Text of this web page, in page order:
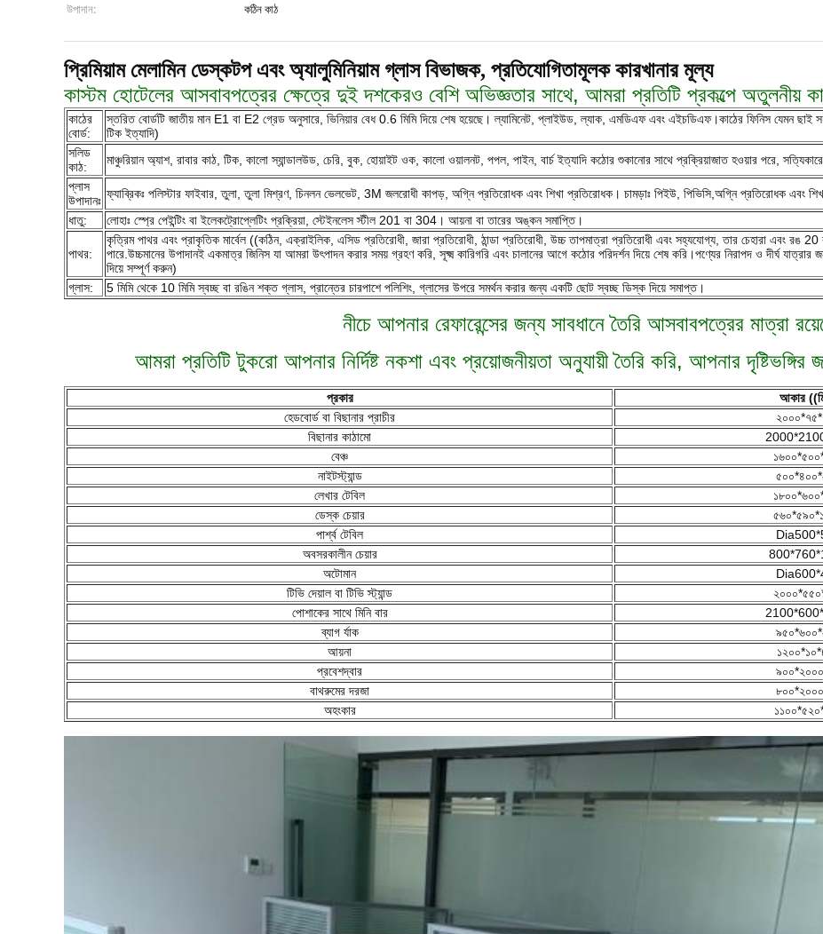
উপাদান:
কঠিন কাঠ
প্রিমিয়াম মেলামিন ডেস্কটপ এবং অ্যালুমিনিয়াম গ্লাস বিভাজক, প্রতিযোগিতামূলক কারখানার মূল্য
কাস্টম হোটেলের আসবাবপত্রের ক্ষেত্রে দুই দশকেরও বেশি অভিজ্ঞতার সাথে, আমরা প্রতিটি প্রকল্পে অতুলনীয়
কাঠের
বোর্ড:
স্তরিত বোর্ডটি জাতীয় মান E1 বা E2 গ্রেড অনুসারে, ভিনিয়ার বেধ 0.6 মিমি দিয়ে শেষ হয়েছে। ল্যামিনেট, প্লাইউড, ল্যাক, এমডিএফ এবং এইচডিএফ।কাঠের ফিনিস যেমন ছাই
টিক ইত্যাদি)
সলিড
কাঠ:
মাঞ্চুরিয়ান অ্যাশ, রাবার কাঠ, টিক, কালো স্যান্ডালউড, চেরি, বুক, হোয়াইট ওক, কালো ওয়ালনট, পপল, পাইন, বার্চ ইত্যাদি কঠোর শুকানোর সাথে প্রক্রিয়াজাত হওয়ার পরে,
প্লাস
উপাদানঃ ফ্যাব্রিকঃ পলিস্টার ফাইবার, তুলা, তুলা মিশ্রণ, চিনলন ভেলভেট, 3M জলরোধী কাপড়, অগ্নি প্রতিরোধক এবং শিখা প্রতিরোধক। চামড়াঃ পিইউ, পিভিসি,অগ্নি প্রতিরোধক এবং শিখা
ধাতু:
লোহাঃ স্প্রে পেইন্টিং বা ইলেকট্রোপ্লেটিং প্রক্রিয়া, স্টেইনলেস স্টীল 201 বা 304। আয়না বা তারের অঙ্কন সমাপ্তি।
পাথর:
কৃত্রিম পাথর এবং প্রাকৃতিক মার্বেল ((কঠিন, এক্রাইলিক, এসিড প্রতিরোধী, জারা প্রতিরোধী, ঠান্ডা প্রতিরোধী, উচ্চ তাপমাত্রা প্রতিরোধী এবং সহ্যযোগ্য, তার চেহারা এবং রঙ 20
পারে.উচ্চমানের উপাদানই একমাত্র জিনিস যা আমরা উৎপাদন করার সময় গ্রহণ করি, সূক্ষ্ম কারিগরি এবং চালানের আগে কঠোর পরিদর্শন দিয়ে শেষ করি।পণ্যের নিরাপদ ও দীর্ঘ যাত্রার
দিয়ে সম্পূর্ণ করুন)
গ্লাস:
5 মিমি থেকে 10 মিমি স্বচ্ছ বা রঙিন শক্ত গ্লাস, প্রান্তের চারপাশে পলিশিং, গ্লাসের উপরে সমর্থন করার জন্য একটি ছোট স্বচ্ছ ডিস্ক দিয়ে সমাপ্ত।
নীচে আপনার রেফারেন্সের জন্য সাবধানে তৈরি আসবাবপত্রের মাত্রা
আমরা প্রতিটি টুকরো আপনার নির্দিষ্ট নকশা এবং প্রয়োজনীয়তা অনুযায়ী তৈরি করি, আপনার
প্রকার
আকার
হেডবোর্ড বা বিছানার প্রাচীর
বিছানার কাঠামো
বেঞ্চ
নাইটস্ট্যান্ড
লেখার টেবিল
ডেস্ক চেয়ার
পার্শ্ব টেবিল
অবসরকালীন চেয়ার
অটোমান
টিভি দেয়াল বা টিভি স্ট্যান্ড
পোশাকের সাথে মিনি বার
ব্যাগ র্যাক
আয়না
প্রবেশদ্বার
বাথরুমের দরজা
অহংকার